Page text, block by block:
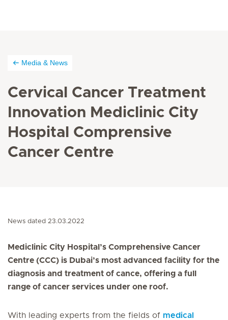
Media & News
Cervical Cancer Treatment
Innovation Mediclinic City
Hospital Comprensive
Cancer Centre
News dated 23.03.2022
Mediclinic City Hospital’s Comprehensive Cancer
Centre (CCC) is Dubai’s most advanced facility for the
diagnosis and treatment of cance, offering a full
range of cancer services under one roof.
With leading experts from the fields of medical